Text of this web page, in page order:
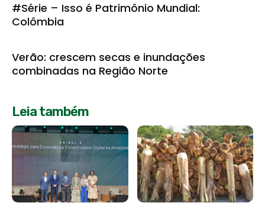
#Série – Isso é Patrimônio Mundial:
Colômbia
Verão: crescem secas e inundações
combinadas na Região Norte
Leia também